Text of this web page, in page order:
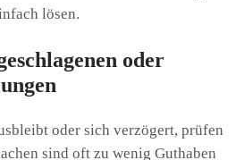
lösen.
oder
oder sich verzögert, prüfen
sind oft zu wenig Guthaben